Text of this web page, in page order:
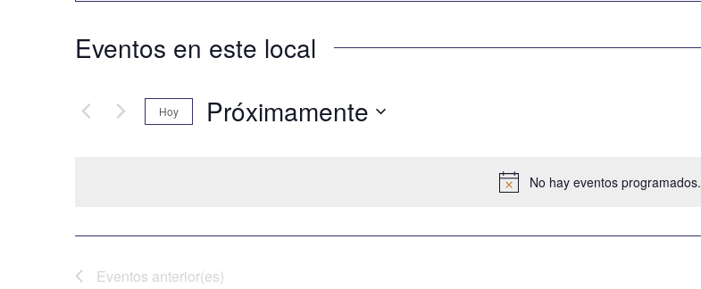
Aviso
No hay eventos programados.
Eventos en este local
Hoy Próximamente
Eventos anterior(es)